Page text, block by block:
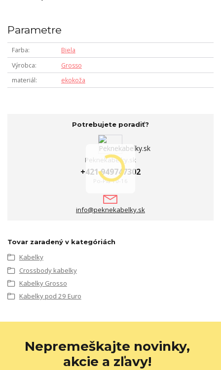
Parametre
Farba
Biela
Výrobca
Grosso
materiál
ekokoža
Potrebujete poradiť?
Peknekabelky.sk
+421 949747302
Po-Pia 10-16
info@peknekabelky.sk
Tovar zaradený v kategóriách
Kabelky
Crossbody kabelky
Kabelky Grosso
Kabelky pod 29 Euro
Nepremeškajte novinky,
akcie a zľavy!